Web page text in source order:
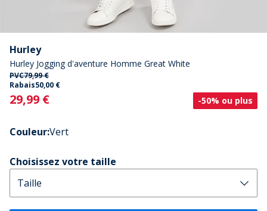
Hurley
Hurley Jogging d'aventure Homme Great White
PVC79,99 €
Rabais50,00 €
Current
29,99 € -50% ou plus
Couleur:Vert
Choisissez votre taille